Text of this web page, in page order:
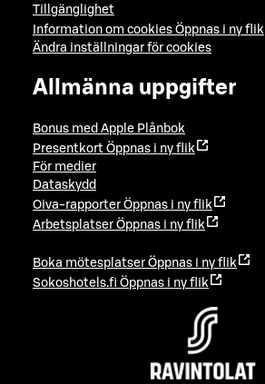
Tillgänglighet
Information om cookies Öppnas i ny flik
Ändra inställningar för cookies
Allmänna uppgifter
Bonus med Apple Plånbok
Presentkort Öppnas i ny flik
För medier
Dataskydd
Oiva-rapporter Öppnas i ny flik
Arbetsplatser Öppnas i ny flik
Boka mötesplatser Öppnas i ny flik
Sokoshotels.fi Öppnas i ny flik